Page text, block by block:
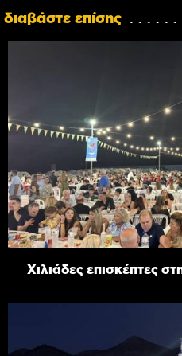
διαβάστε επίσης
Χιλιάδες επισκέπτες